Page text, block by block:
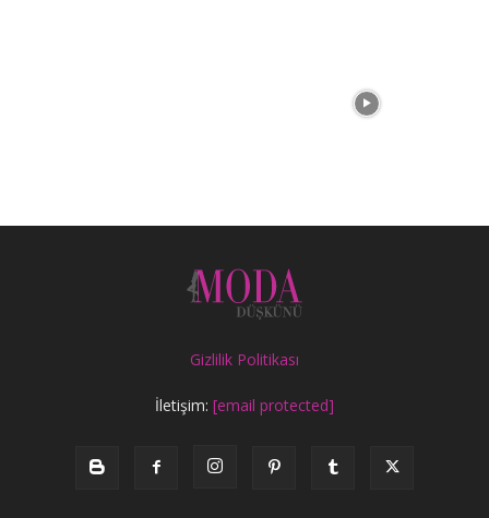
Gizlilik Politikası
İletişim: [email protected]